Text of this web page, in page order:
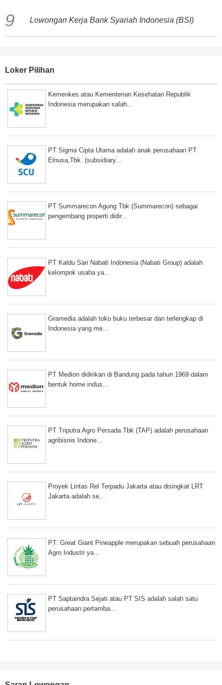
Lowongan Kerja Bank Syariah Indonesia (BSI)
Loker Pilihan
Kemenkes atau Kementerian Kesehatan Republik
Indonesia merupakan salah...
PT Sigma Cipta Utama adalah anak perusahaan PT
Elnusa,Tbk. (subsidiary...
PT Summarecon Agung Tbk (Summarecon) sebagai
pengembang properti didir...
PT Kaldu Sari Nabati Indonesia (Nabati Group) adalah
kelompok usaha ya...
Gramedia adalah toko buku terbesar dan terlengkap di
Indonesia yang me...
PT Medion didirikan di Bandung pada tahun 1969 dalam
bentuk home indus...
PT Triputra Agro Persada Tbk (TAP) adalah perusahaan
agribisnis Indone...
Proyek Lintas Rel Terpadu Jakarta atau disingkat LRT
Jakarta adalah se...
PT. Great Giant Pineapple merupakan sebuah perusahaan
Agro Industri ya...
PT Saptaindra Sejati atau PT SIS adalah salah satu
perusahaan pertamba...